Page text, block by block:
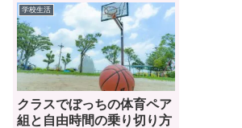
ージでは「クラスでぼっちだとど
う思われるのか？クラスでぼっち
の人は周りから可愛そうに見える
のか？」疑問を解決しています。
クラスで親しい人がおらず悩んで
いる学生はぜひ参考にしよう。
学校生活
クラスでぼっちの体育ペア
組と自由時間の乗り切り方